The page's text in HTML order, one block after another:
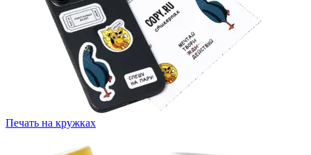
Печать на кружках